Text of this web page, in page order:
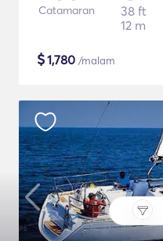
Catamaran
38 ft
12 m
$1,780 /malam